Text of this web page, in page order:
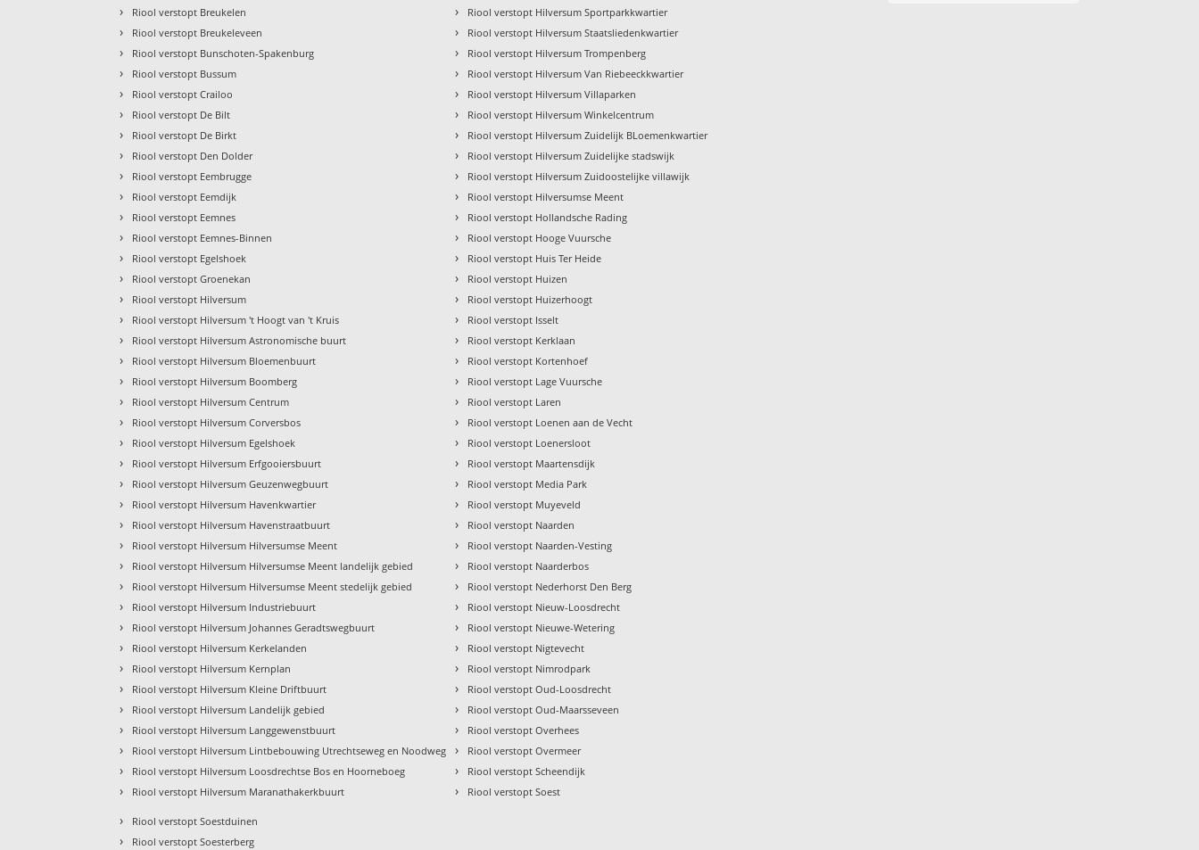
› Riool verstopt Breukelen
› Riool verstopt Breukeleveen
› Riool verstopt Bunschoten-Spakenburg
› Riool verstopt Bussum
› Riool verstopt Crailoo
› Riool verstopt De Bilt
› Riool verstopt De Birkt
› Riool verstopt Den Dolder
› Riool verstopt Eembrugge
› Riool verstopt Eemdijk
› Riool verstopt Eemnes
› Riool verstopt Eemnes-Binnen
› Riool verstopt Egelshoek
› Riool verstopt Groenekan
› Riool verstopt Hilversum
› Riool verstopt Hilversum 't Hoogt van 't Kruis
› Riool verstopt Hilversum Astronomische buurt
› Riool verstopt Hilversum Bloemenbuurt
› Riool verstopt Hilversum Boomberg
› Riool verstopt Hilversum Centrum
› Riool verstopt Hilversum Corversbos
› Riool verstopt Hilversum Egelshoek
› Riool verstopt Hilversum Erfgooiersbuurt
› Riool verstopt Hilversum Geuzenwegbuurt
› Riool verstopt Hilversum Havenkwartier
› Riool verstopt Hilversum Havenstraatbuurt
› Riool verstopt Hilversum Hilversumse Meent
› Riool verstopt Hilversum Hilversumse Meent landelijk gebied
› Riool verstopt Hilversum Hilversumse Meent stedelijk gebied
› Riool verstopt Hilversum Industriebuurt
› Riool verstopt Hilversum Johannes Geradtswegbuurt
› Riool verstopt Hilversum Kerkelanden
› Riool verstopt Hilversum Kernplan
› Riool verstopt Hilversum Kleine Driftbuurt
› Riool verstopt Hilversum Landelijk gebied
› Riool verstopt Hilversum Langgewenstbuurt
› Riool verstopt Hilversum Lintbebouwing Utrechtseweg en Noodweg
› Riool verstopt Hilversum Loosdrechtse Bos en Hoorneboeg
› Riool verstopt Hilversum Maranathakerkbuurt
› Riool verstopt Hilversum Sportparkkwartier
› Riool verstopt Hilversum Staatsliedenkwartier
› Riool verstopt Hilversum Trompenberg
› Riool verstopt Hilversum Van Riebeeckkwartier
› Riool verstopt Hilversum Villaparken
› Riool verstopt Hilversum Winkelcentrum
› Riool verstopt Hilversum Zuidelijk BLoemenkwartier
› Riool verstopt Hilversum Zuidelijke stadswijk
› Riool verstopt Hilversum Zuidoostelijke villawijk
› Riool verstopt Hilversumse Meent
› Riool verstopt Hollandsche Rading
› Riool verstopt Hooge Vuursche
› Riool verstopt Huis Ter Heide
› Riool verstopt Huizen
› Riool verstopt Huizerhoogt
› Riool verstopt Isselt
› Riool verstopt Kerklaan
› Riool verstopt Kortenhoef
› Riool verstopt Lage Vuursche
› Riool verstopt Laren
› Riool verstopt Loenen aan de Vecht
› Riool verstopt Loenersloot
› Riool verstopt Maartensdijk
› Riool verstopt Media Park
› Riool verstopt Muyeveld
› Riool verstopt Naarden
› Riool verstopt Naarden-Vesting
› Riool verstopt Naarderbos
› Riool verstopt Nederhorst Den Berg
› Riool verstopt Nieuw-Loosdrecht
› Riool verstopt Nieuwe-Wetering
› Riool verstopt Nigtevecht
› Riool verstopt Nimrodpark
› Riool verstopt Oud-Loosdrecht
› Riool verstopt Oud-Maarsseveen
› Riool verstopt Overhees
› Riool verstopt Overmeer
› Riool verstopt Scheendijk
› Riool verstopt Soest
› Riool verstopt Soestduinen
› Riool verstopt Soesterberg